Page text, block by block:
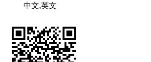
中文,英文